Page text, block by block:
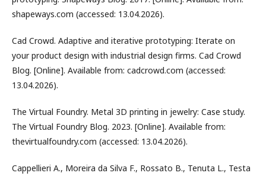
shapeways.com (accessed: 13.04.2026).
Cad Crowd. Adaptive and iterative prototyping: Iterate on
your product design with industrial design firms. Cad Crowd
Blog. [Online]. Available from: cadcrowd.com (accessed:
13.04.2026).
The Virtual Foundry. Metal 3D printing in jewelry: Case study.
The Virtual Foundry Blog. 2023. [Online]. Available from:
thevirtualfoundry.com (accessed: 13.04.2026).
Cappellieri A., Moreira da Silva F., Rossato B., Tenuta L., Testa